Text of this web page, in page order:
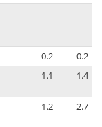
- -
0.2
0.2
1.1 1.4
1.2 2.7